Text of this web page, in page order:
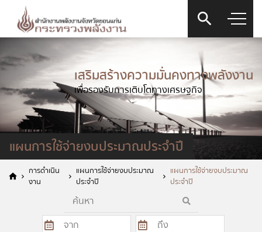
เสริมสร้างความมั่นคงทางพลังงาน
เพื่อรองรับการเติบโตทางเศรษฐกิจ
แผนการใช้จ่ายงบประมาณประจำปี
การดำเนิน
งาน
แผนการใช้จ่ายงบประมาณ
ประจำปี
แผนการใช้จ่ายงบประมาณ
ประจำปี
แบบฟอร์มการติดต่อ